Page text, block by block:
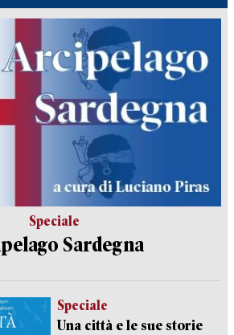
Speciale
Sardegna
Speciale
Una città e le sue storie